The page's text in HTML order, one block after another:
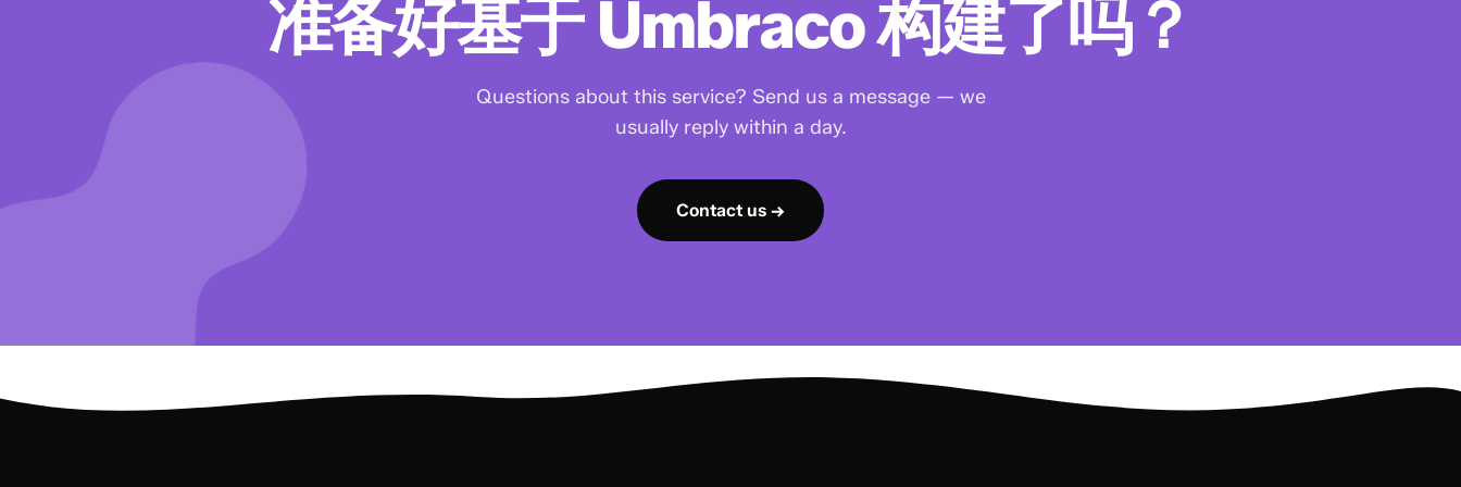
准备好基于 Umbraco 构建了吗？
Questions about this service? Send us a message — we
usually reply within a day.
Contact us →